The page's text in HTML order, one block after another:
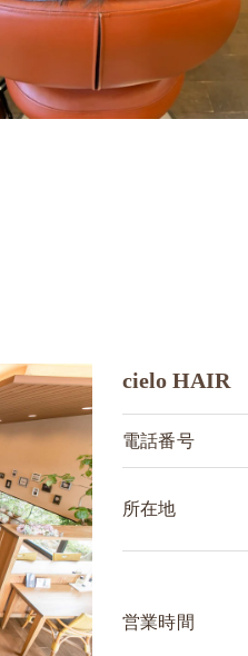
cielo HAIR
電話番号
所在地
営業時間